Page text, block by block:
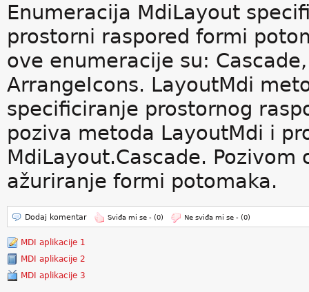
Enumeracija MdiLayout
prostorni raspored formi
ove enumeracije su:
ArrangeIcons. LayoutMdi
specificiranje prostornog
poziva metoda LayoutMdi i
MdiLayout.Cascade.
ažuriranje formi potomaka.
Dodaj komentar Sviđa mi se - (0) Ne sviđa mi se - (0)
MDI aplikacije 1
MDI aplikacije 2
MDI aplikacije 3